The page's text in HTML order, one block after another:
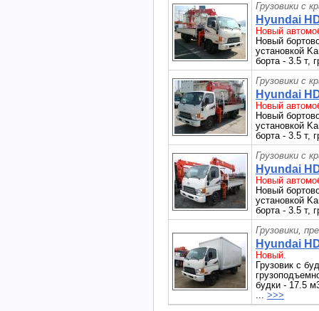
Грузовики с
Hyundai
Новый
Новый
установкой
борта - 3.5 т,
Грузовики с
Hyundai
Новый
Новый
установкой
борта - 3.5 т,
Грузовики с
Hyundai
Новый
Новый
установкой
борта - 3.5 т,
Грузовики,
Hyundai
Новый.
Грузовик с
будки - 17.5
... >>>